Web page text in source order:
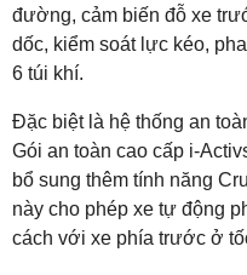
đường, cảm biến đỗ xe
dốc, kiểm soát lực kéo,
6 túi khí.
Đặc biệt là hệ thống an
Gói an toàn cao cấp i-
bổ sung thêm tính năng
này cho phép xe tự động
cách với xe phía trước ở